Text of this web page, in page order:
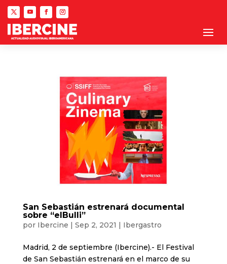
San Sebastián estrenará documental
sobre “elBulli”
por Ibercine | Sep 2, 2021 | Ibergastro
Madrid, 2 de septiembre (Ibercine).- El Festival
de San Sebastián estrenará en el marco de su